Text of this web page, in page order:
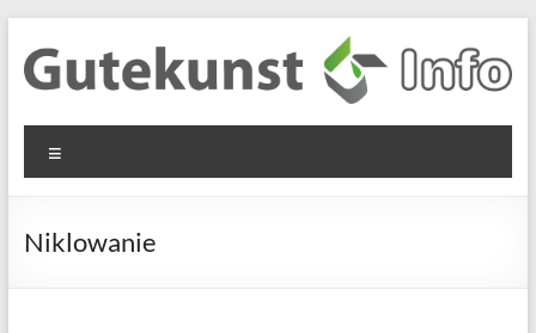
content
Gutekunst
Formfedern
GmbH
Informationen
Flachmaterial
Niklowanie